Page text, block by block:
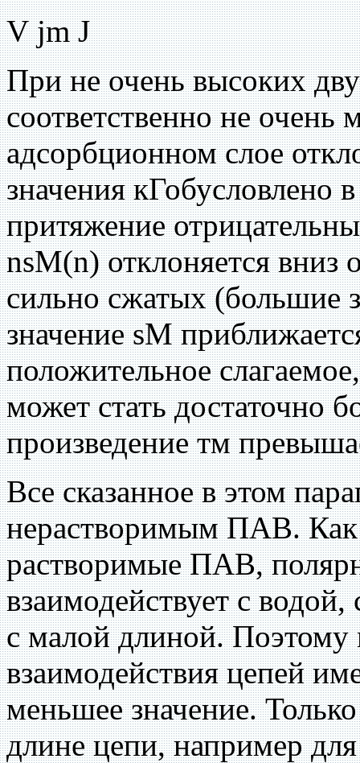
V jm J
При не очень высоких
соответственно не
адсорбционном слое
значения
притяжение
nsM(n) отклоняется
сильно сжатых (большие
значение sM
положительное
может стать достаточно
произведение тм
Все сказанное в этом
нерастворимым ПАВ.
растворимые ПАВ,
взаимодействует с
с малой длиной.
взаимодействия цепей
меньшее значение.
длине цепи, например